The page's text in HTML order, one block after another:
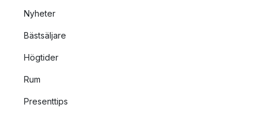
Nyheter
Bästsäljare
Högtider
Rum
Presenttips